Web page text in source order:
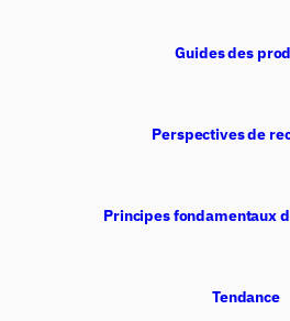
Guides des
Perspectives de
Principes fondamentaux
Tendance